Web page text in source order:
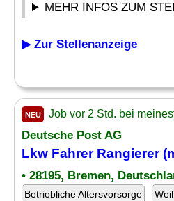
MEHR INFOS ZUM
▶ Zur Stellenanzeige
NEU Job vor 2 Std. bei
Deutsche Post AG
Lkw Fahrer Rangierer
• 28195, Bremen,
Betriebliche Altersvorsorge